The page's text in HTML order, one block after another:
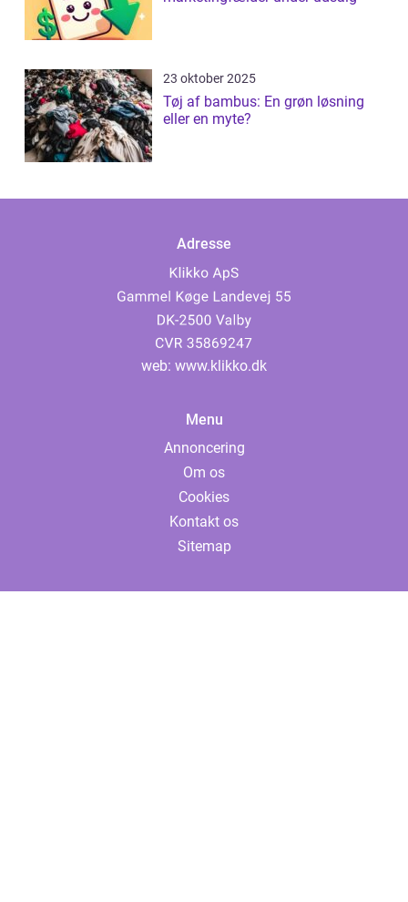
23 oktober 2025
Tøj af bambus: En grøn løsning
eller en myte?
Adresse
web: www.klikko.dk
Menu
Annoncering
Om os
Cookies
Kontakt os
Sitemap